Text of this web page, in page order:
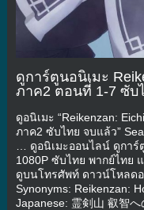
ดูการ์ตูนอนิเมะ
ภาค2 ตอนที่ 1-7 ซับ
ดูอนิเมะ “Reikenzan:
ภาค2 ซับไทย จบแล้ว”
… ดูอนิเมะออนไลน์ ดูกา
1080P ซับไทย พากย์ไทย
ดูบนโทรศัพท์ ดาวน์โหลด
Synonyms: Reikenzan:
Japanese: 霊剣山 叡智へ